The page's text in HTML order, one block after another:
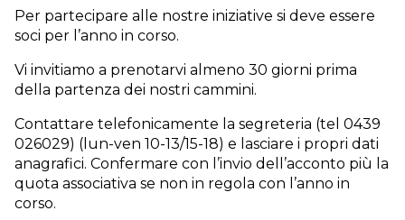
Per partecipare alle nostre iniziative si deve essere
soci per l’anno in corso.
Vi invitiamo a prenotarvi almeno 30 giorni prima
della partenza dei nostri cammini.
Contattare telefonicamente la segreteria (tel 0439
026029) (lun-ven 10-13/15-18) e lasciare i propri dati
anagrafici. Confermare con l’invio dell’acconto più la
quota associativa se non in regola con l’anno in
corso.